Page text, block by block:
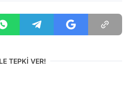
TEPKİ VER!